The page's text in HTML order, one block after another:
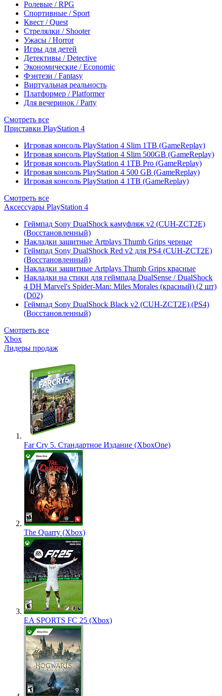
Ролевые / RPG
Спортивные / Sport
Квест / Quest
Стрелялки / Shooter
Ужасы / Horror
Игры для детей
Детективы / Detective
Экономические / Economic
Фэнтези / Fantasy
Виртуальная реальность
Платформер / Platformer
Для вечеринок / Party
Смотреть все
Приставки PlayStation 4
Игровая консоль PlayStation 4 Slim 1TB (GameReplay)
Игровая консоль PlayStation 4 Slim 500GB (GameReplay)
Игровая консоль PlayStation 4 1TB Pro (GameReplay)
Игровая консоль PlayStation 4 500 GB (GameReplay)
Игровая консоль PlayStation 4 1TB (GameReplay)
Смотреть все
Аксессуары PlayStation 4
Геймпад Sony DualShock камуфляж v2 (CUH-ZCT2E)
(Восстановленный)
Накладки защитные Artplays Thumb Grips черные
Геймпад Sony DualShock Red v2 для PS4 (CUH-ZCT2E)
(Восстановленный)
Накладки защитные Artplays Thumb Grips красные
Накладки на стики для геймпада DualSense / DualShock
4 DH Marvel's Spider-Man: Miles Morales (красный) (2 шт)
(D02)
Геймпад Sony DualShock Black v2 (CUH-ZCT2E) (PS4)
(Восстановленный)
Смотреть все
Xbox
Лидеры продаж
Far Cry 5. Стандартное Издание (XboxOne)
The Quarry (Xbox)
EA SPORTS FC 25 (Xbox)